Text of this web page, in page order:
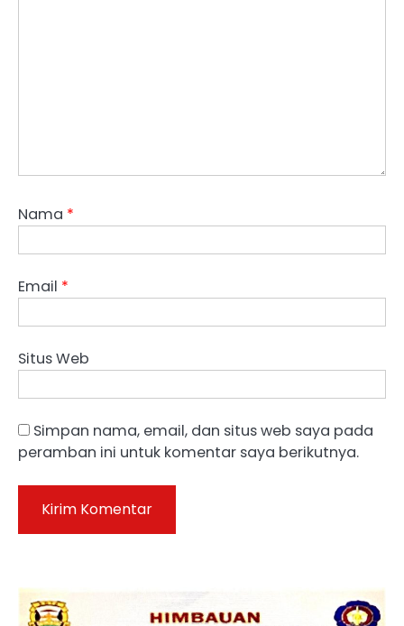
Nama *
Email *
Situs Web
Simpan nama, email, dan situs web saya pada
peramban ini untuk komentar saya berikutnya.